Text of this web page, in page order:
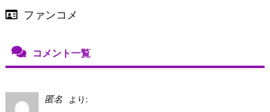
ファンコメ
コメント一覧
匿名
より: